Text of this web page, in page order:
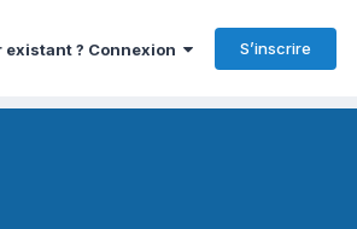
? Connexion S’inscrire